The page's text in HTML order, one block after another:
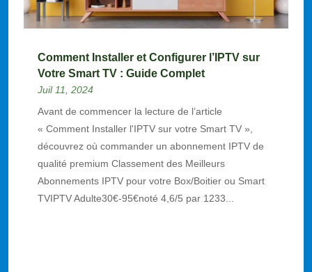
Comment Installer et Configurer l’IPTV sur
Votre Smart TV : Guide Complet
Juil 11, 2024
Avant de commencer la lecture de l’article
« Comment Installer l'IPTV sur votre Smart TV »,
découvrez où commander un abonnement IPTV de
qualité premium Classement des Meilleurs
Abonnements IPTV pour votre Box/Boitier ou Smart
TVIPTV Adulte30€-95€noté 4,6/5 par 1233...